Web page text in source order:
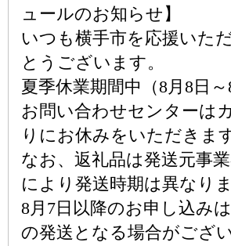
ュールのお知らせ】
いつも横手市を応援いた
とうございます。
夏季休業期間中（8月8日～
お問い合わせセンターは
りにお休みをいただきます
なお、返礼品は発送元事
により発送時期は異なりま
8月7日以降のお申し込み
の発送となる場合がござい